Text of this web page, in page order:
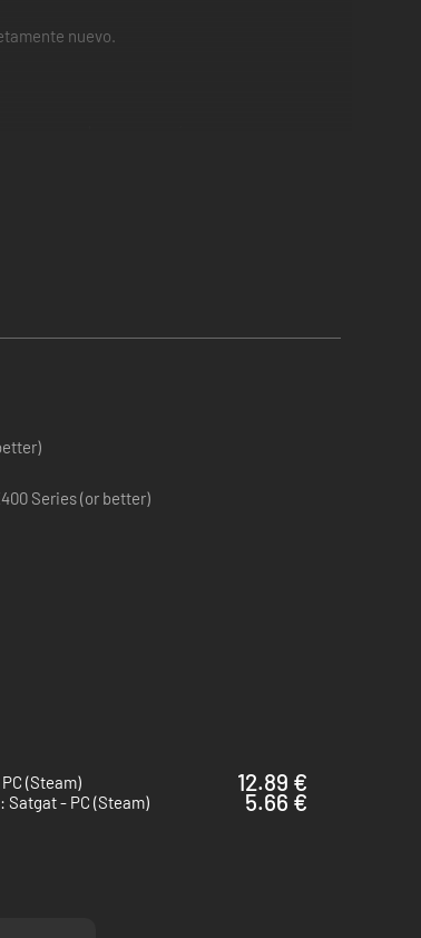
nuevo.
rasgos de armas y más.
hay más de una forma de destrozar a los
en civilizaciones características a lo
y trágatelos enteros.
Series (or better)
(Steam)
12.89 €
Satgat - PC (Steam)
5.66 €